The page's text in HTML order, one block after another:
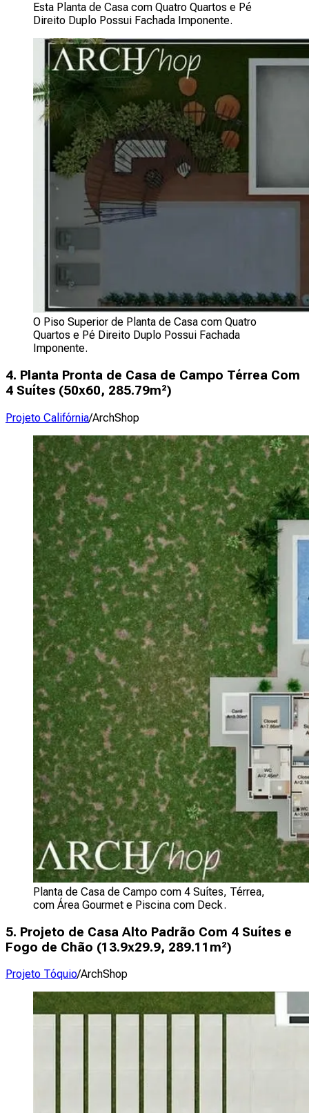
Esta Planta de Casa com Quatro Quartos e Pé
Direito Duplo Possui Fachada Imponente.
O Piso Superior de Planta de Casa com Quatro
Quartos e Pé Direito Duplo Possui Fachada
Imponente.
4. Planta Pronta de Casa de Campo Térrea Com
4 Suítes (50x60, 285.79m²)
Projeto Califórnia/ArchShop
Planta de Casa de Campo com 4 Suítes, Térrea,
com Área Gourmet e Piscina com Deck.
5. Projeto de Casa Alto Padrão Com 4 Suítes e
Fogo de Chão (13.9x29.9, 289.11m²)
Projeto Tóquio/ArchShop